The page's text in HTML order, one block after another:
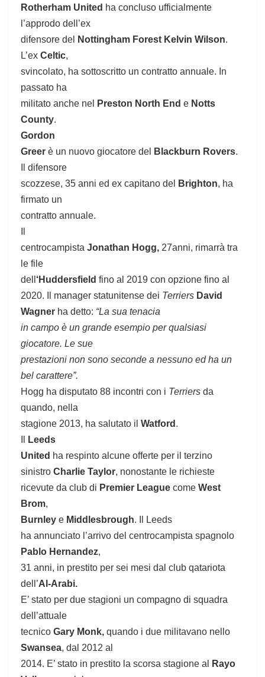
Rotherham United ha concluso ufficialmente
l’approdo dell’ex
difensore del
Nottingham Forest Kelvin Wilson.
L’ex Celtic,
svincolato, ha sottoscritto un contratto annuale. In
passato ha
militato anche nel
Preston North End e Notts
County.
Gordon
Greer è un nuovo giocatore del Blackburn Rovers.
Il difensore
scozzese, 35 anni ed ex capitano del
Brighton, ha
firmato un
contratto annuale.
centrocampista Jonathan Hogg, 27anni, rimarrà tra
le file
dell ‘Huddersfield fino al 2019 con opzione fino al
2020. Il manager statunitense dei Terriers David
Wagner ha detto: “La sua tenacia
in campo è un grande esempio per qualsiasi
giocatore. Le sue
prestazioni non sono seconde a nessuno ed ha un
bel carattere”.
Hogg ha disputato 88 incontri con i Terriers da
quando, nella
stagione 2013, ha salutato il Watford .
Leeds
United ha respinto alcune offerte per il terzino
sinistro Charlie Taylor, nonostante le richieste
ricevute da club di Premier League come West
Brom,
Burnley e Middlesbrough.
Il Leeds
ha annunciato l’arrivo del centrocampista spagnolo
Pablo Hernandez,
31 anni, in prestito per sei mesi dal club qatariota
dell’Al-Arabi.
E’ stato per due stagioni un compagno di squadra
dell’attuale
tecnico Gary Monk, quando i due militavano nello
Swansea, dal 2012 al
2014. E’ stato in prestito la scorsa stagione al
Rayo